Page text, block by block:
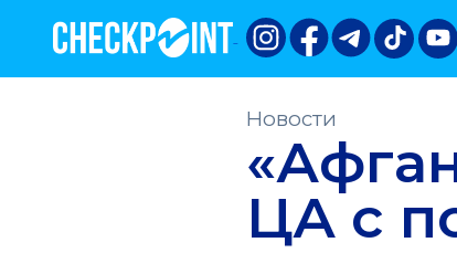
Новости
ЦА с